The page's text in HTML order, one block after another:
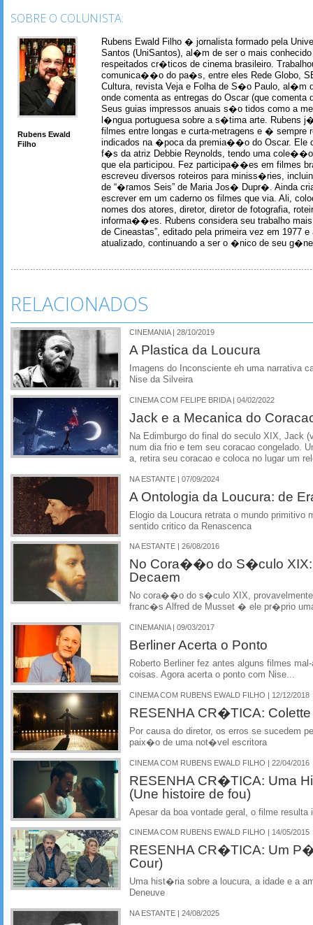
SOBRE O COLUNISTA:
Rubens Ewald
Filho
Rubens Ewald Filho � jornalista formado pela
Santos (UniSantos), al�m de ser o mais
respeitados cr�ticos de cinema brasileiro.
comunica��o do pa�s, entre eles Rede Globo,
Cultura, revista Veja e Folha de S�o Paulo, al�m
onde comenta as entregas do Oscar (que comenta
Seus guias impressos anuais s�o tidos como a
l�ngua portuguesa sobre a s�tima arte. Rubens
filmes entre longas e curta-metragens e � sempre
indicados na �poca da premia��o do Oscar. Ele
f�s da atriz Debbie Reynolds, tendo uma
que ela participou. Fez participa��es em filmes
escreveu diversos roteiros para miniss�ries,
de “�ramos Seis” de Maria Jos� Dupr�. Ainda
escrever em um caderno os filmes que via. Ali,
nomes dos atores, diretor, diretor de fotografia,
informa��es. Rubens considera seu trabalho
de Cineastas”, editado pela primeira vez em 1977 e
atualizado, continuando a ser o �nico de seu
RELACIONADOS
CINEMANIA | 28/10/2019
A Plastica da Loucura
Imagens do Inconsciente eh uma narrativa
Nise da Silveira
CINEMA COM FELIPE BRIDA | 04/02/2022
Jack e a Mecanica do
Na Edimburgo do final do seculo XIX, Jack
num dia frio e tem seu coracao congelado.
a, retira seu coracao e coloca no lugar um
NA ESTANTE | 07/09/2024
A Ontologia da Loucura: de
Elogio da Loucura retrata o mundo primitivo
sentido critico da Renascenca
NA ESTANTE | 26/08/2016
No Cora��o do S�culo XIX:
Decaem
No cora��o do s�culo XIX,
franc�s Alfred de Musset � ele pr�prio
CINEMANIA | 09/03/2017
Berliner Acerta o Ponto
Roberto Berliner fez antes alguns filmes
coisas. Agora acerta o ponto com Nise...
CINEMA COM RUBENS EWALD FILHO | 12/12/2018
RESENHA CR�TICA: Colette
Por causa do diretor, os erros se sucedem
paix�o de uma not�vel escritora
CINEMA COM RUBENS EWALD FILHO | 22/04/2016
RESENHA CR�TICA: Uma
(Une histoire de fou)
Apesar da boa vontade geral, o filme resulta
CINEMA COM RUBENS EWALD FILHO | 14/05/2015
RESENHA CR�TICA: Um
Cour)
Uma hist�ria sobre a loucura, a idade e a
Deneuve
NA ESTANTE | 24/08/2025